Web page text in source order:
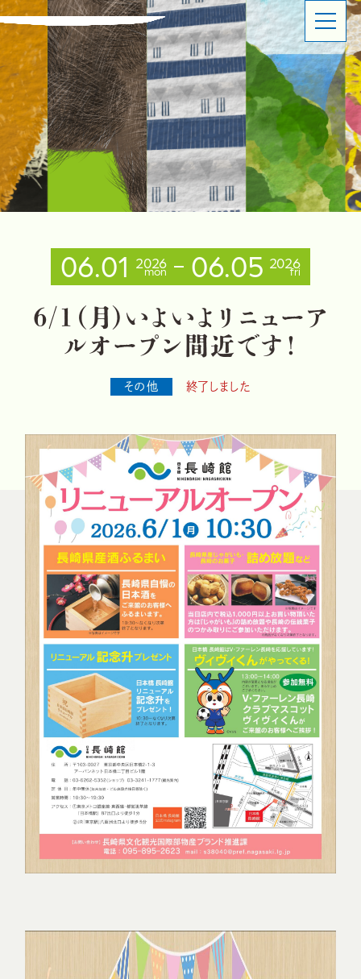
ABOUT
日本橋長崎館とは
SHOP OVERVIEW
ショップ概要
LATEST NEWS
お知らせ
LATEST EVENTS
イベント情報
PRODUCT INFORMATION CONTACT
お問い合わせ
イベントスペースのご利用について
06.01 2026
mon 06.05 2026
fri
6/ 1 （ 月 ） い よ い よ リ ニ ュ ー ア
ル オ ー プ ン 間近です ！
その他 終了しました